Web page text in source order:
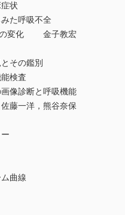
状
た呼吸不全
の変化 金子教宏
その鑑別
検査
像診断と呼吸機能
一洋，熊谷奈保
曲線